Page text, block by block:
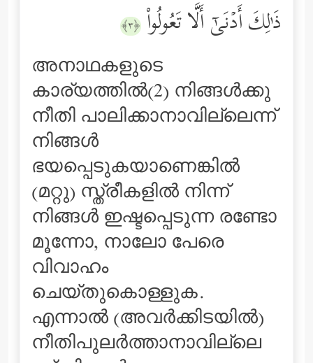
ذَ ٰ⁠لِكَ أَدۡنَىٰۤ أَلَّا تَعُولُواْ ﴿٣﴾
അനാഥകളുടെ
കാര്യത്തില്‍(2) നിങ്ങള്‍ക്കു
നീതി പാലിക്കാനാവില്ലെന്ന്
നിങ്ങള്‍
ഭയപ്പെടുകയാണെങ്കില്‍
(മറ്റു) സ്ത്രീകളില്‍ നിന്ന്
നിങ്ങള്‍ ഇഷ്ടപ്പെടുന്ന രണ്ടോ
മൂന്നോ, നാലോ പേരെ
വിവാഹം
ചെയ്തുകൊള്ളുക.
എന്നാല്‍ (അവര്‍ക്കിടയില്‍)
നീതിപുലര്‍ത്താനാവില്ലെ